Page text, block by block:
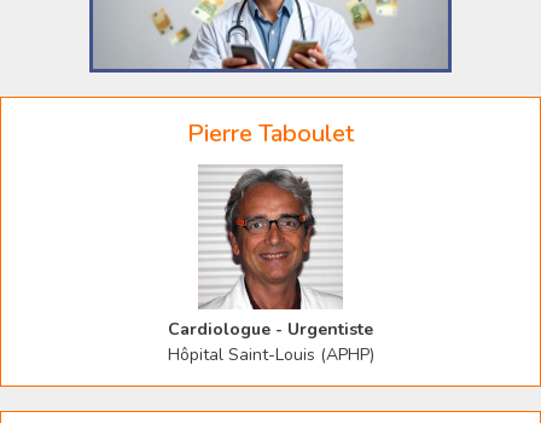
Pierre Taboulet
Cardiologue - Urgentiste
Hôpital Saint-Louis (APHP)